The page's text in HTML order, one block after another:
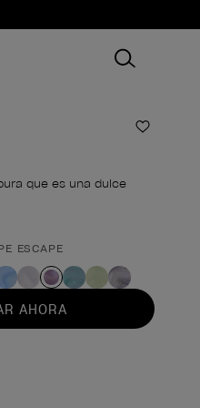
Añadir
que es una dulce
ESCAPE
AHORA